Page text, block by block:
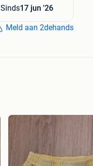
Sinds17 jun '26
Meld aan 2dehands